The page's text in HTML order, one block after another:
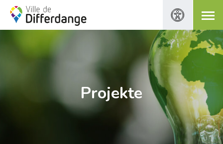
Projekte